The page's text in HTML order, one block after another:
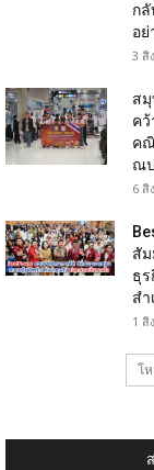
ก
อย่
3 สิ
สมุ
ค
ค
ณ
6 สิ
สั
ธุ
สำ
1 สิ
โ